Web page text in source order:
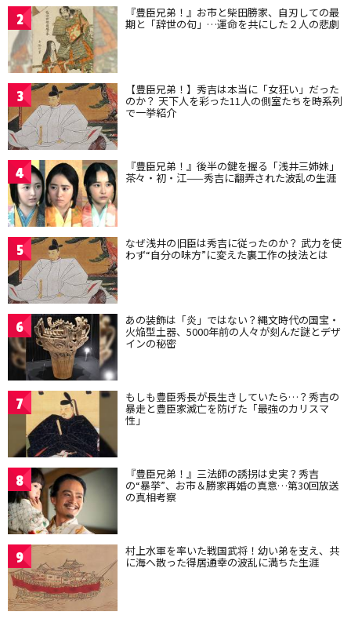
2 『豊臣兄弟！』お市と柴田勝家、自刃しての最
期と「辞世の句」…運命を共にした２人の悲劇
3 【豊臣兄弟！】秀吉は本当に「女狂い」だった
のか？ 天下人を彩った11人の側室たちを時系列
で一挙紹介
4 『豊臣兄弟！』後半の鍵を握る「浅井三姉妹」
茶々・初・江——秀吉に翻弄された波乱の生涯
5 なぜ浅井の旧臣は秀吉に従ったのか？ 武力を使
わず“自分の味方”に変えた裏工作の技法とは
6 あの装飾は「炎」ではない？縄文時代の国宝・
火焔型土器、5000年前の人々が刻んだ謎とデザ
インの秘密
7 もしも豊臣秀長が長生きしていたら…？秀吉の
暴走と豊臣家滅亡を防げた「最強のカリスマ
性」
8 『豊臣兄弟！』三法師の誘拐は史実？秀吉
の“暴挙”、お市＆勝家再婚の真意…第30回放送
の真相考察
9 村上水軍を率いた戦国武将！幼い弟を支え、共
に海へ散った得居通幸の波乱に満ちた生涯